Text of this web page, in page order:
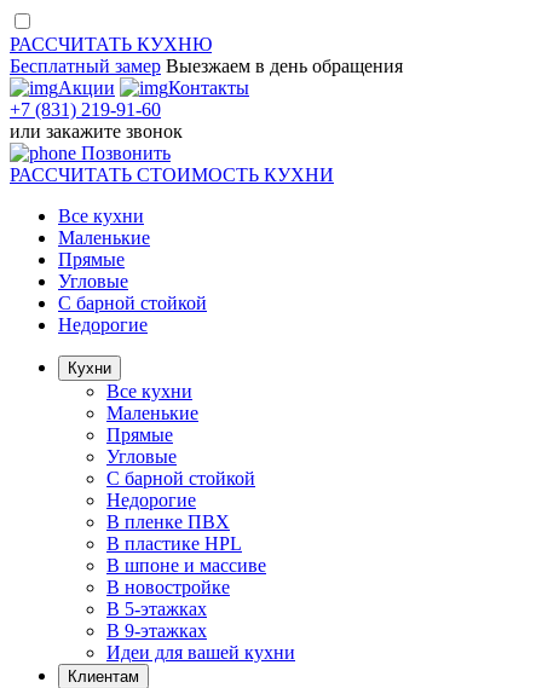
РАССЧИТАТЬ КУХНЮ
Бесплатный замер Выезжаем в день обращения
Акции
Контакты
+7 (831) 219-91-60
или закажите звонок
Позвонить
РАССЧИТАТЬ СТОИМОСТЬ КУХНИ
Все кухни
Маленькие
Прямые
Угловые
С барной стойкой
Недорогие
Кухни
Все кухни
Маленькие
Прямые
Угловые
С барной стойкой
Недорогие
В пленке ПВХ
В пластике HPL
В шпоне и массиве
В новостройке
В 5-этажках
В 9-этажках
Идеи для вашей кухни
Клиентам